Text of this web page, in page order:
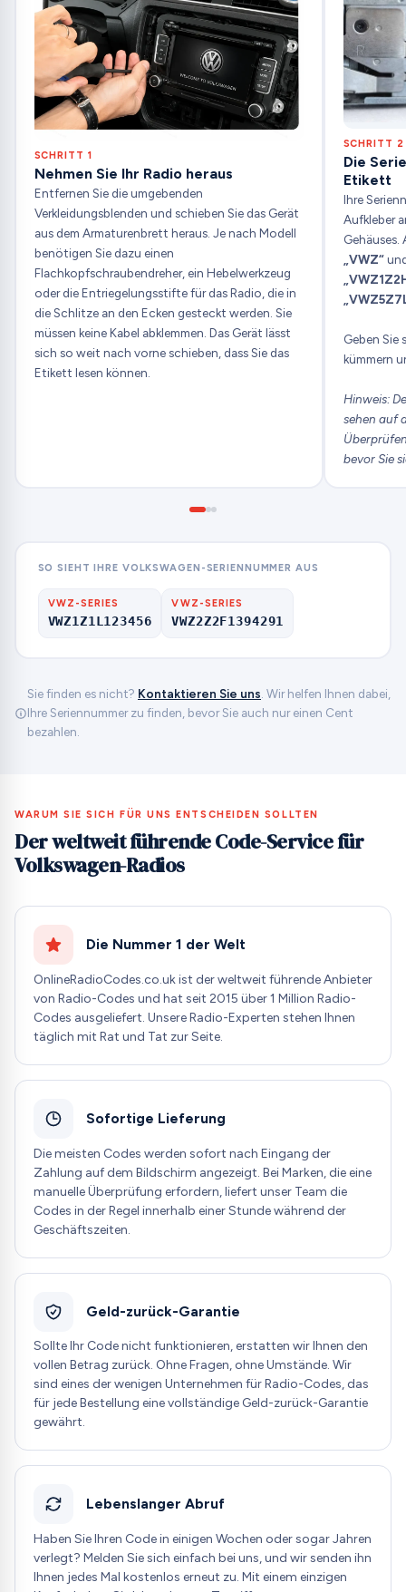
SCHRITT 1
Nehmen Sie Ihr Radio heraus
Entfernen Sie die umgebenden
Verkleidungsblenden und schieben Sie das Gerät
aus dem Armaturenbrett heraus. Je nach Modell
benötigen Sie dazu einen
Flachkopfschraubendreher, ein Hebelwerkzeug
oder die Entriegelungsstifte für das Radio, die in
die Schlitze an den Ecken gesteckt werden. Sie
müssen keine Kabel abklemmen. Das Gerät lässt
sich so weit nach vorne schieben, dass Sie das
Etikett lesen können.
SCHRITT 2
Die
Etikett
Ihre
Aufkleber
Gehäuses.
„VWZ“
Geben Sie
kümmern
Hinweis:
sehen auf
bevor Sie
SO SIEHT IHRE VOLKSWAGEN-SERIENNUMMER AUS
VWZ-SERIES
VWZ1Z1L123456
VWZ-SERIES
VWZ2Z2F1394291
Sie finden es nicht? Kontaktieren Sie uns. Wir helfen Ihnen dabei,
Ihre Seriennummer zu finden, bevor Sie auch nur einen Cent
bezahlen.
WARUM SIE SICH FÜR UNS ENTSCHEIDEN SOLLTEN
Der weltweit führende Code-Service für
Volkswagen-Radios
Die Nummer 1 der Welt
OnlineRadioCodes.co.uk ist der weltweit führende Anbieter
von Radio-Codes und hat seit 2015 über 1 Million Radio-
Codes ausgeliefert. Unsere Radio-Experten stehen Ihnen
täglich mit Rat und Tat zur Seite.
Sofortige Lieferung
Die meisten Codes werden sofort nach Eingang der
Zahlung auf dem Bildschirm angezeigt. Bei Marken, die eine
manuelle Überprüfung erfordern, liefert unser Team die
Codes in der Regel innerhalb einer Stunde während der
Geschäftszeiten.
Geld-zurück-Garantie
Sollte Ihr Code nicht funktionieren, erstatten wir Ihnen den
vollen Betrag zurück. Ohne Fragen, ohne Umstände. Wir
sind eines der wenigen Unternehmen für Radio-Codes, das
für jede Bestellung eine vollständige Geld-zurück-Garantie
gewährt.
Lebenslanger Abruf
Haben Sie Ihren Code in einigen Wochen oder sogar Jahren
verlegt? Melden Sie sich einfach bei uns, und wir senden ihn
Ihnen jedes Mal kostenlos erneut zu. Mit einem einzigen